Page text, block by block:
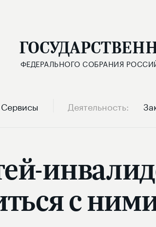
ФЕДЕРАЛЬНОГО СОБРАНИЯ
Сервисы Деятельность
с